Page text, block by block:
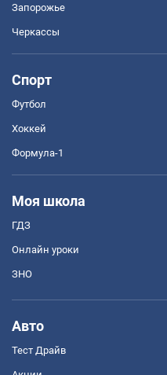
Запорожье
Черкассы
Спорт
Футбол
Хоккей
Формула-1
Моя школа
ГДЗ
Онлайн уроки
ЗНО
Авто
Тест Драйв